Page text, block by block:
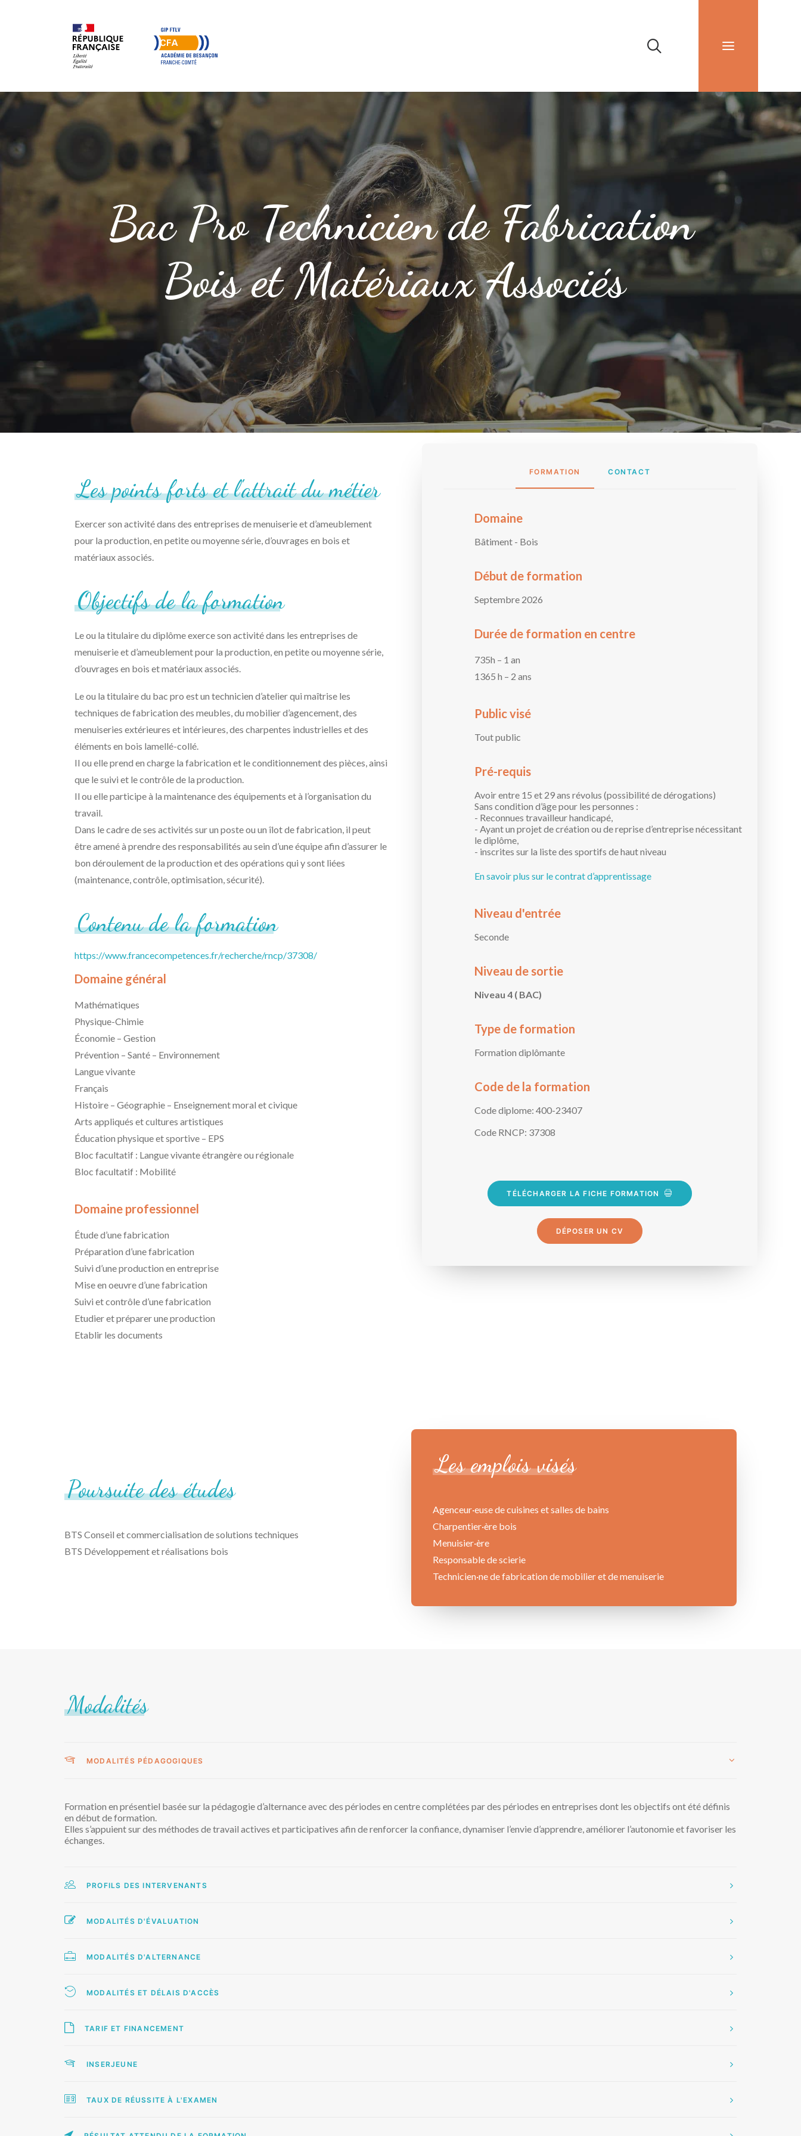
Bac Pro Technicien de Fabrication
Bois et Matériaux Associés
Les points forts et l'attrait du métier
Exercer son activité dans des entreprises de menuiserie et d’ameublement
pour la production, en petite ou moyenne série, d’ouvrages en bois et
matériaux associés.
Objectifs de la formation
Le ou la titulaire du diplôme exerce son activité dans les entreprises de
menuiserie et d’ameublement pour la production, en petite ou moyenne série,
d’ouvrages en bois et matériaux associés.
Le ou la titulaire du bac pro est un technicien d’atelier qui maîtrise les
techniques de fabrication des meubles, du mobilier d’agencement, des
menuiseries extérieures et intérieures, des charpentes industrielles et des
éléments en bois lamellé-collé.
Il ou elle prend en charge la fabrication et le conditionnement des pièces, ainsi
que le suivi et le contrôle de la production.
Il ou elle participe à la maintenance des équipements et à l’organisation du
travail.
Dans le cadre de ses activités sur un poste ou un îlot de fabrication, il peut
être amené à prendre des responsabilités au sein d’une équipe afin d’assurer le
bon déroulement de la production et des opérations qui y sont liées
(maintenance, contrôle, optimisation, sécurité).
Contenu de la formation
https://www.francecompetences.fr/recherche/rncp/37308/
Domaine général
Mathématiques
Physique-Chimie
Économie – Gestion
Prévention – Santé – Environnement
Langue vivante
Français
Histoire – Géographie – Enseignement moral et civique
Arts appliqués et cultures artistiques
Éducation physique et sportive – EPS
Bloc facultatif : Langue vivante étrangère ou régionale
Bloc facultatif : Mobilité
Domaine professionnel
Étude d’une fabrication
Préparation d’une fabrication
Suivi d’une production en entreprise
Mise en oeuvre d’une fabrication
Suivi et contrôle d’une fabrication
Etudier et préparer une production
Etablir les documents
FORMATION CONTACT
Domaine
Bâtiment - Bois
Début de formation
Septembre 2026
Durée de formation en centre
735h – 1 an
1365 h – 2 ans
Public visé
Tout public
Pré-requis
Avoir entre 15 et 29 ans révolus (possibilité de dérogations)
Sans condition d’âge pour les personnes :
- Reconnues travailleur handicapé,
- Ayant un projet de création ou de reprise d’entreprise nécessitant
le diplôme,
- inscrites sur la liste des sportifs de haut niveau
En savoir plus sur le contrat d’apprentissage
Niveau d'entrée
Seconde
Niveau de sortie
Niveau 4 ( BAC)
Type de formation
Formation diplômante
Code de la formation
Code diplome: 400-23407
Code RNCP: 37308
TÉLÉCHARGER LA FICHE FORMATION
DÉPOSER UN CV
Poursuite des études
BTS Conseil et commercialisation de solutions techniques
BTS Développement et réalisations bois
Les emplois visés
Agenceur·euse de cuisines et salles de bains
Charpentier·ère bois
Menuisier·ère
Responsable de scierie
Technicien·ne de fabrication de mobilier et de menuiserie
Modalités
MODALITÉS PÉDAGOGIQUES
Formation en présentiel basée sur la pédagogie d’alternance avec des périodes en centre complétées par des périodes en entreprises dont les objectifs ont été définis
en début de formation.
Elles s’appuient sur des méthodes de travail actives et participatives afin de renforcer la confiance, dynamiser l’envie d’apprendre, améliorer l’autonomie et favoriser les
échanges.
PROFILS DES INTERVENANTS
MODALITÉS D'ÉVALUATION
MODALITÉS D'ALTERNANCE
MODALITÉS ET DÉLAIS D'ACCÈS
TARIF ET FINANCEMENT
INSERJEUNE
TAUX DE RÉUSSITE À L'EXAMEN